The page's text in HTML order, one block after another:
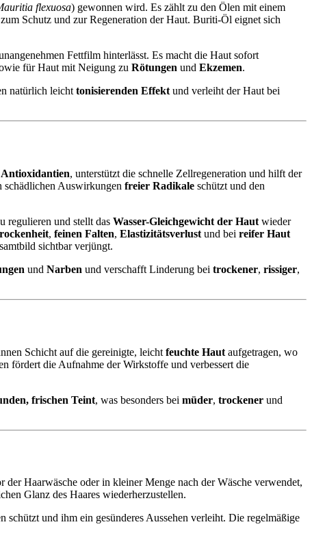
flexuosa) gewonnen wird. Es zählt zu den Ölen mit einem
Schutz und zur Regeneration der Haut. Buriti-Öl eignet sich
Fettfilm hinterlässt. Es macht die Haut sofort
für Haut mit Neigung zu Rötungen und Ekzemen.
natürlich leicht tonisierenden Effekt und verleiht der Haut bei
Antioxidantien, unterstützt die schnelle Zellregeneration und hilft der
schädlichen Auswirkungen freier Radikale schützt und den
regulieren und stellt das Wasser-Gleichgewicht der Haut wieder
, feinen Falten, Elastizitätsverlust und bei reifer Haut
sichtbar verjüngt.
und Narben und verschafft Linderung bei trockener, rissiger,
Schicht auf die gereinigte, leicht feuchte Haut aufgetragen, wo
fördert die Aufnahme der Wirkstoffe und verbessert die
frischen Teint, was besonders bei müder, trockener und
der Haarwäsche oder in kleiner Menge nach der Wäsche verwendet,
Glanz des Haares wiederherzustellen.
und ihm ein gesünderes Aussehen verleiht. Die regelmäßige